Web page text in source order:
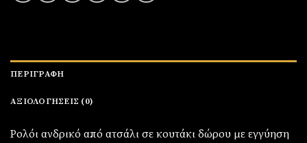
ΠΕΡΙΓΡΑΦΉ
ΑΞΙΟΛΟΓΉΣΕΙΣ (0)
Ρολόι ανδρικό από ατσάλι σε κουτάκι δώρου με εγγύηση